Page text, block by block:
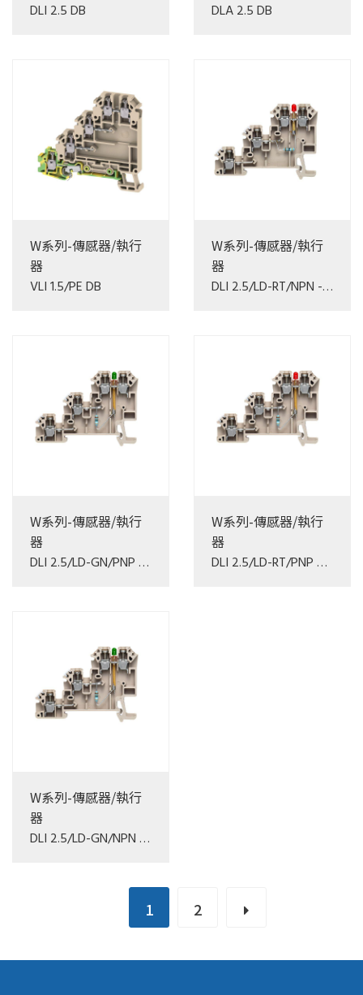
DLI 2.5 DB DLA 2.5 DB
W系列-傳感器/執行
器
VLI 1.5/PE DB
W系列-傳感器/執行
器
DLI 2.5/LD-RT/NPN -+
W系列-傳感器/執行
器
DLI 2.5/LD-GN/PNP +-
W系列-傳感器/執行
器
DLI 2.5/LD-RT/PNP +-
W系列-傳感器/執行
器
DLI 2.5/LD-GN/NPN -+
1 2